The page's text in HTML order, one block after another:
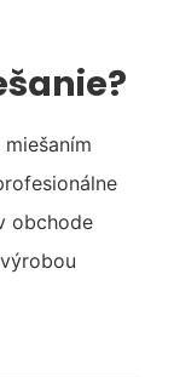
obchode